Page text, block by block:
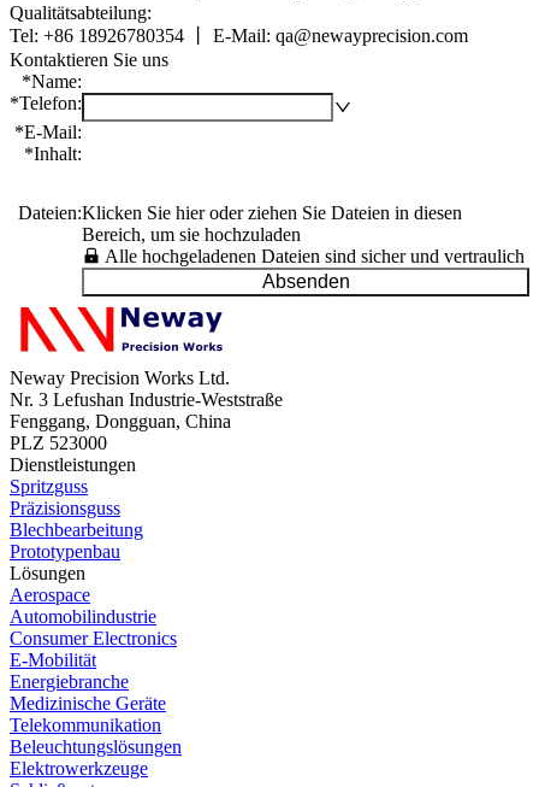
Qualitätsabteilung:
Tel: +86 18926780354 丨 E-Mail: qa@newayprecision.com
Kontaktieren Sie uns
*Name:
*Telefon:
*E-Mail:
*Inhalt:
Dateien:Klicken Sie hier oder ziehen Sie Dateien in diesen
Bereich, um sie hochzuladen
Alle hochgeladenen Dateien sind sicher und vertraulich
Absenden
Neway Precision Works Ltd.
Nr. 3 Lefushan Industrie-Weststraße
Fenggang, Dongguan, China
PLZ 523000
Dienstleistungen
Spritzguss
Präzisionsguss
Blechbearbeitung
Prototypenbau
Lösungen
Aerospace
Automobilindustrie
Consumer Electronics
E-Mobilität
Energiebranche
Medizinische Geräte
Telekommunikation
Beleuchtungslösungen
Elektrowerkzeuge